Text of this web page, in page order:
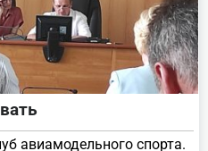
авиамодельного спорта.